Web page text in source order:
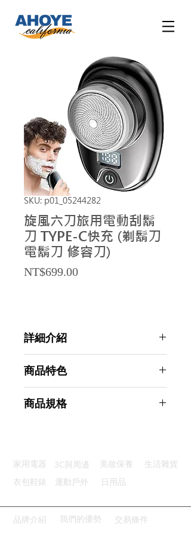
SKU: p01_05244282
旋風六刀旅用電動刮鬍
刀 TYPE-C快充 (剃鬍刀
電鬍刀 修容刀)
NT$699.00Price
詳細介紹
商品特色
智慧顯示：貼心LED電量顯示
商品規格
主要材質：ABS
商品尺寸：7*4*5cm
產地名稱：中國大陸
代理商：亞桓有限公司
家用電器 3C與周邊 美妝保養
生活雜貨
衣包鞋錶
運動戶外 日用品
品牌介紹 我們的優勢 交易條件